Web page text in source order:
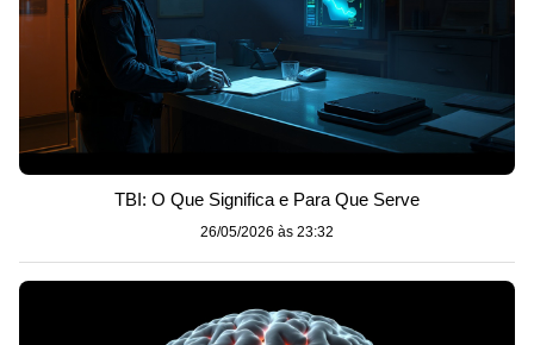
TBI: O Que Significa e Para Que Serve
26/05/2026 às 23:32